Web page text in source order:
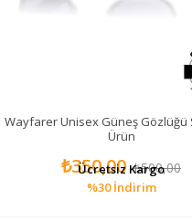
Wayfarer Unisex Güneş Gözlüğü
Ürün
₺350,00 ₺500,00
%30 İndirim
Ücretsiz Kargo